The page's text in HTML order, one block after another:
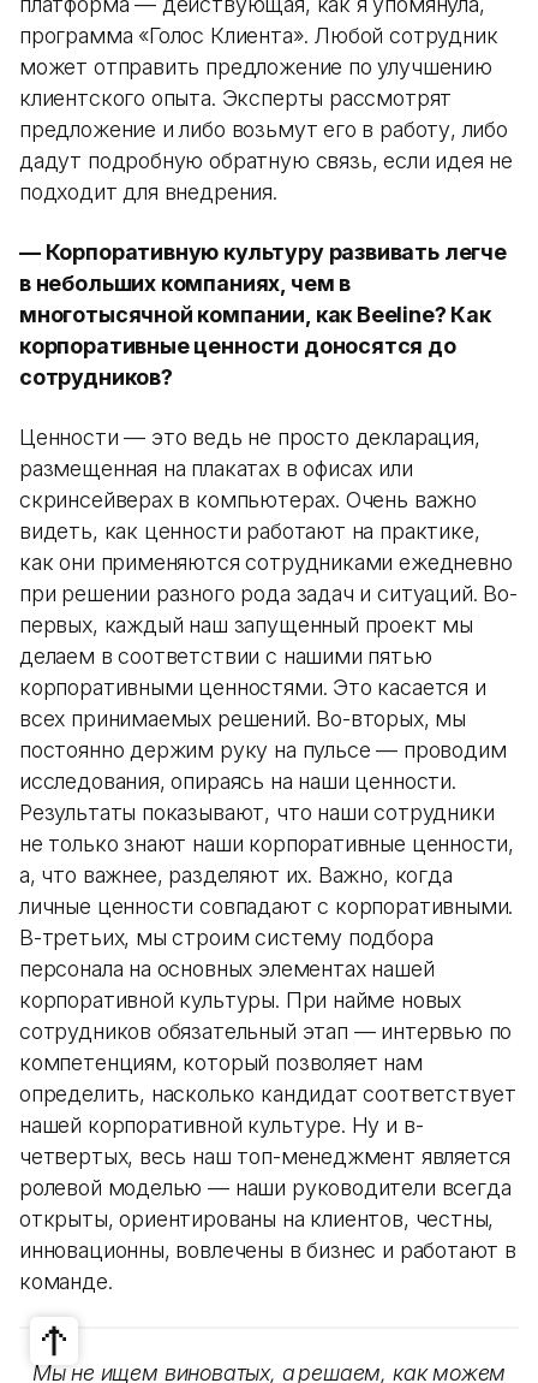
программа «Голос Клиента». Любой сотрудник
может отправить предложение по улучшению
клиентского опыта. Эксперты рассмотрят
предложение и либо возьмут его в работу, либо
дадут подробную обратную связь, если идея не
подходит для внедрения.
— Корпоративную культуру развивать легче
в небольших компаниях, чем в
многотысячной компании, как Beeline? Как
корпоративные ценности доносятся до
сотрудников?
Ценности — это ведь не просто декларация,
размещенная на плакатах в офисах или
скринсейверах в компьютерах. Очень важно
видеть, как ценности работают на практике,
как они применяются сотрудниками ежедневно
при решении разного рода задач и ситуаций. Во-
первых, каждый наш запущенный проект мы
делаем в соответствии с нашими пятью
корпоративными ценностями. Это касается и
всех принимаемых решений. Во-вторых, мы
постоянно держим руку на пульсе — проводим
исследования, опираясь на наши ценности.
Результаты показывают, что наши сотрудники
не только знают наши корпоративные ценности,
а, что важнее, разделяют их. Важно, когда
личные ценности совпадают с корпоративными.
В-третьих, мы строим систему подбора
персонала на основных элементах нашей
корпоративной культуры. При найме новых
сотрудников обязательный этап — интервью по
компетенциям, который позволяет нам
определить, насколько кандидат соответствует
нашей корпоративной культуре. Ну и в-
четвертых, весь наш топ-менеджмент является
ролевой моделью — наши руководители всегда
открыты, ориентированы на клиентов, честны,
инновационны, вовлечены в бизнес и работают в
команде.
Мы не ищем виноватых, а решаем, как можем